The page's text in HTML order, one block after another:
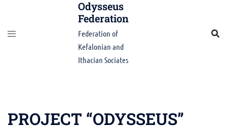
content
Odysseus
Federation
Federation of
Kefalonian and
Ithacian Sociates
PROJECT “ODYSSEUS”